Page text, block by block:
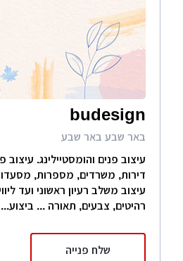
budesign
באר שבע באר שבע
עיצוב פנים והומסטיילינג.
דירות, משרדים, מספרות,
עיצוב משלב רעיון ראשוני ועד
רהיטים, צבעים, תאורה ... ביצוע...
שלח פנייה